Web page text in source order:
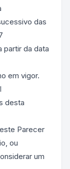
das
partir da data
em vigor.
desta
Parecer
ou
um